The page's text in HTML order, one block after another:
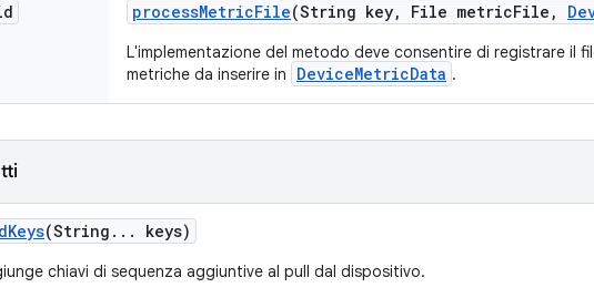
processMetricFile(String key, File metricFile ,
L'implementazione del metodo deve consentire di registrare il
metriche da inserire in
DeviceMetricData .
Keys(String . . . keys)
chiavi di sequenza aggiuntive al pull dal dispositivo.